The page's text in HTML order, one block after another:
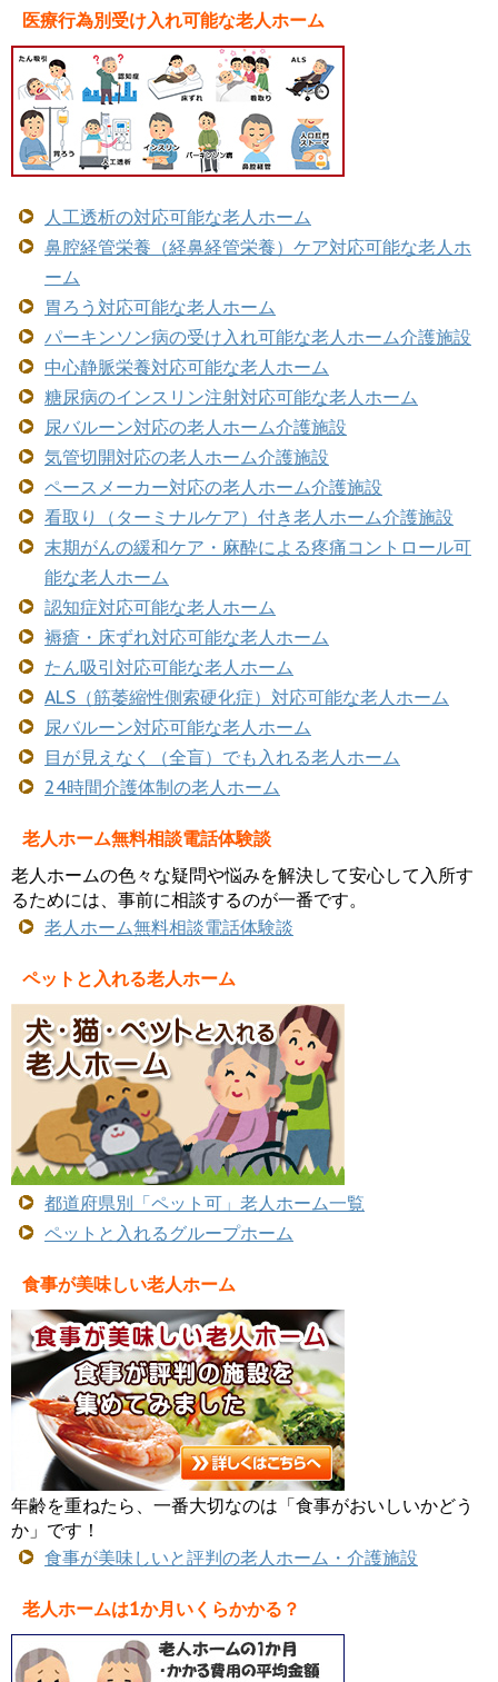
医療行為別受け入れ可能な老人ホーム
人工透析の対応可能な老人ホーム
鼻腔経管栄養（経鼻経管栄養）ケア対応可能な老人ホ
ーム
胃ろう対応可能な老人ホーム
パーキンソン病の受け入れ可能な老人ホーム介護施設
中心静脈栄養対応可能な老人ホーム
糖尿病のインスリン注射対応可能な老人ホーム
尿バルーン対応の老人ホーム介護施設
気管切開対応の老人ホーム介護施設
ペースメーカー対応の老人ホーム介護施設
看取り（ターミナルケア）付き老人ホーム介護施設
末期がんの緩和ケア・麻酔による疼痛コントロール可
能な老人ホーム
認知症対応可能な老人ホーム
褥瘡・床ずれ対応可能な老人ホーム
たん吸引対応可能な老人ホーム
ALS（筋萎縮性側索硬化症）対応可能な老人ホーム
尿バルーン対応可能な老人ホーム
目が見えなく（全盲）でも入れる老人ホーム
24時間介護体制の老人ホーム
老人ホーム無料相談電話体験談
老人ホームの色々な疑問や悩みを解決して安心して入所す
るためには、事前に相談するのが一番です。
老人ホーム無料相談電話体験談
ペットと入れる老人ホーム
都道府県別「ペット可」老人ホーム一覧
ペットと入れるグループホーム
食事が美味しい老人ホーム
年齢を重ねたら、一番大切なのは「食事がおいしいかどう
か」です！
食事が美味しいと評判の老人ホーム・介護施設
老人ホームは1か月いくらかかる？